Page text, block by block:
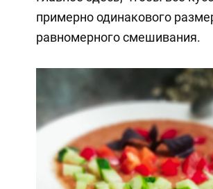
примерно одинакового
равномерного смешивания.